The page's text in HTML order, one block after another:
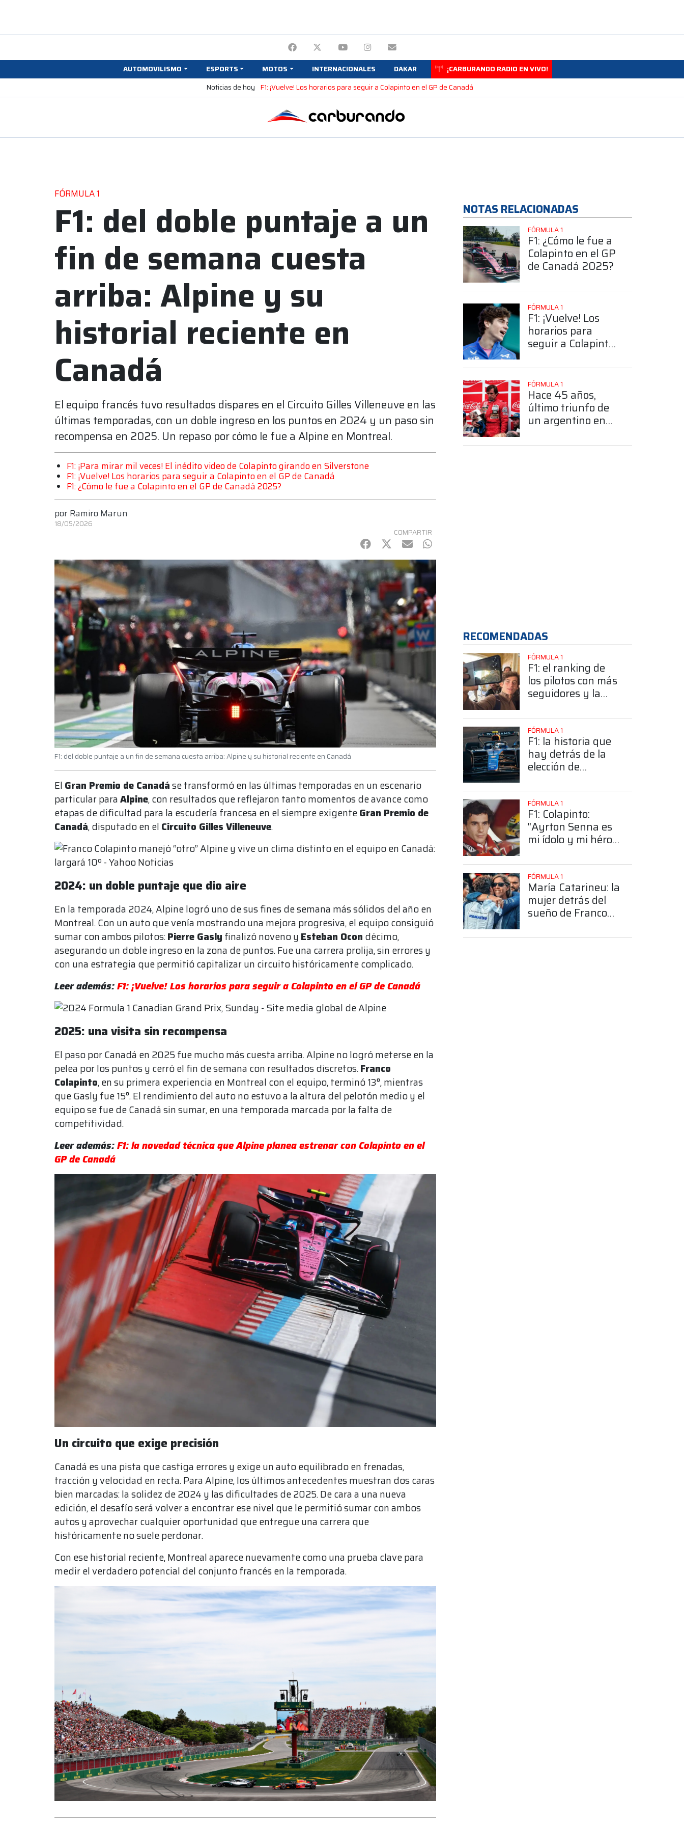
AUTOMOVILISMO ESPORTS MOTOS INTERNACIONALES DAKAR
¡CARBURANDO RADIO EN VIVO!
Noticias de hoy F1: ¡Vuelve! Los horarios para seguir a Colapinto en el GP de Canadá
FÓRMULA 1
F1: del doble puntaje a un
fin de semana cuesta
arriba: Alpine y su
historial reciente en
Canadá
El equipo francés tuvo resultados dispares en el Circuito Gilles Villeneuve en las
últimas temporadas, con un doble ingreso en los puntos en 2024 y un paso sin
recompensa en 2025. Un repaso por cómo le fue a Alpine en Montreal.
F1: ¡Para mirar mil veces! El inédito video de Colapinto girando en Silverstone
F1: ¡Vuelve! Los horarios para seguir a Colapinto en el GP de Canadá
F1: ¿Cómo le fue a Colapinto en el GP de Canadá 2025?
por Ramiro Marun
18/05/2026
COMPARTIR
Facebook
Twitter
mail WhatsApp
F1: del doble puntaje a un fin de semana cuesta arriba: Alpine y su historial reciente en Canadá
El Gran Premio de Canadáse transformó en las últimas temporadas en un escenario
particular paraAlpine, con resultados que reflejaron tanto momentos de avance como
etapas de dificultad para la escudería francesa en el siempre exigenteGran Premio de
Canadá, disputado en el Circuito Gilles Villeneuve.
2024: un doble puntaje que dio aire
En la temporada 2024, Alpine logró uno de sus fines de semana más sólidos del año en
Montreal. Con un auto que venía mostrando una mejora progresiva, el equipo consiguió
sumar con ambos pilotos:Pierre Gasly finalizó noveno y Esteban Ocon décimo,
asegurando un doble ingreso en la zona de puntos. Fue una carrera prolija, sin errores y
con una estrategia que permitió capitalizar un circuito históricamente complicado.
Leer además:F1: ¡Vuelve! Los horarios para seguir a Colapinto en el GP de Canadá
2025: una visita sin recompensa
El paso por Canadá en 2025 fue mucho más cuesta arriba. Alpine no logró meterse en la
pelea por los puntos y cerró el fin de semana con resultados discretos.Franco
Colapinto, en su primera experiencia en Montreal con el equipo, terminó 13°, mientras
que Gasly fue 15°. El rendimiento del auto no estuvo a la altura del pelotón medio y el
equipo se fue de Canadá sin sumar, en una temporada marcada por la falta de
competitividad.
Leer además:F1: la novedad técnica que Alpine planea estrenar con Colapinto en el
GP de Canadá
Un circuito que exige precisión
Canadá es una pista que castiga errores y exige un auto equilibrado en frenadas,
tracción y velocidad en recta. Para Alpine, los últimos antecedentes muestran dos caras
bien marcadas: la solidez de 2024 y las dificultades de 2025. De cara a una nueva
edición, el desafío será volver a encontrar ese nivel que le permitió sumar con ambos
autos y aprovechar cualquier oportunidad que entregue una carrera que
históricamente no suele perdonar.
Con ese historial reciente, Montreal aparece nuevamente como una prueba clave para
medir el verdadero potencial del conjunto francés en la temporada.
NOTAS RELACIONADAS
FÓRMULA 1
F1: ¿Cómo le fue a
Colapinto en el GP
de Canadá 2025?
FÓRMULA 1
F1: ¡Vuelve! Los
horarios para
seguir a Colapinto
Canadá
FÓRMULA 1
Hace 45 años,
último triunfo de
un argentino en
RECOMENDADAS
FÓRMULA 1
F1: el ranking de
los pilotos con más
seguidores y la
posición de
Colapinto
FÓRMULA 1
F1: la historia que
hay detrás de la
elección de
número 43
FÓRMULA 1
F1: Colapinto:
"Ayrton Senna es
mi ídolo y mi héroe
FÓRMULA 1
María Catarineu: la
mujer detrás del
sueño de Franco
Fórmula 1